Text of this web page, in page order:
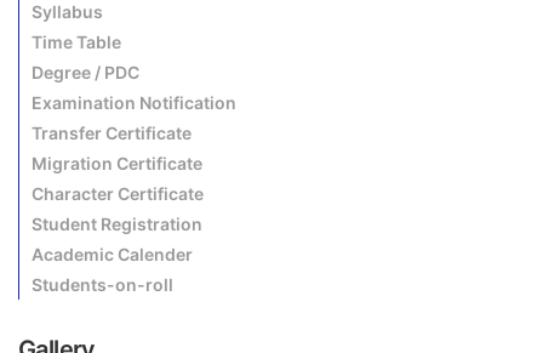
Syllabus
Time Table
Degree / PDC
Examination Notification
Transfer Certificate
Migration Certificate
Character Certificate
Student Registration
Academic Calender
Students-on-roll